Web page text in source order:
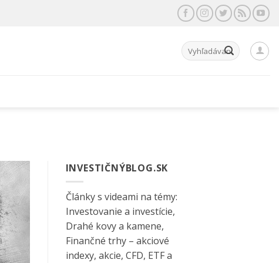
Hľadať:
INVESTIČNÝBLOG.SK
Články s videami na témy:
Investovanie a investície,
Drahé kovy a kamene,
Finančné trhy – akciové
indexy, akcie, CFD, ETF a